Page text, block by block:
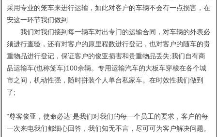
采用专业的笼车来进行运输，如此对客户的车辆不会有一点损害，在
安这一环节我们做到
我们对我们接到每一辆车对出专门的运输合同，对车辆的外表必
须进行查验，还有对客户的原里程数进行登记，也对客户的随车的贵
重物品进行登记，保证客户的俊亚损害和贵重物品丢失;我们自有商
品运输车(也称笼车)100余辆。专用运输汽车的大板车穿梭在各个城
市之间，机动性强，随时拼装个人单台私家车。在时效性我们做到
了;
“尊客俊亚，使命必达”是我们对我们的每一个员工的要求，客户的每
一次来电我们都细心回答，我们知无不言，尽可可为客户解决问题。